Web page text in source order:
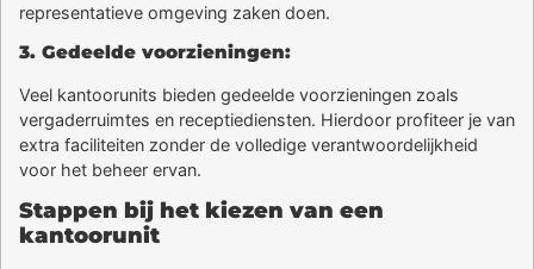
representatieve omgeving zaken doen.
3. Gedeelde voorzieningen:
Veel kantoorunits bieden gedeelde voorzieningen zoals
vergaderruimtes en receptiediensten. Hierdoor profiteer je van
extra faciliteiten zonder de volledige verantwoordelijkheid
voor het beheer ervan.
Stappen bij het kiezen van een
kantoorunit